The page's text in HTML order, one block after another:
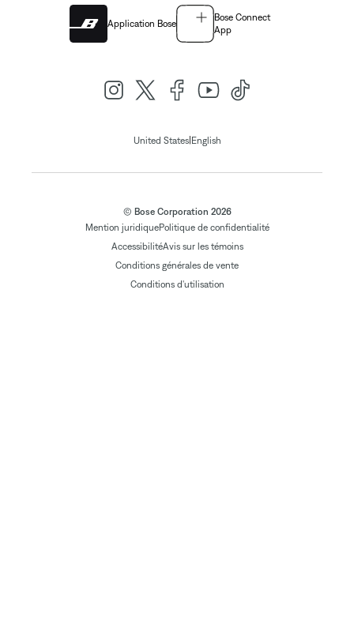
Application Bose
Bose Connect
App
United States| English
© Bose Corporation 2026
Mention juridiquePolitique de confidentialité
AccessibilitéAvis sur les témoins
Conditions générales de vente
Conditions d'utilisation